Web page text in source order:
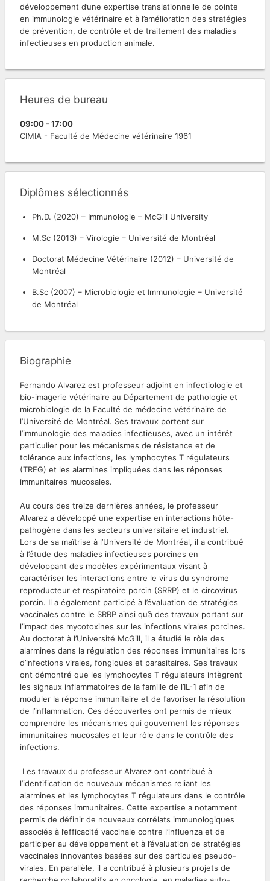
développement d’une expertise translationnelle de pointe
en immunologie vétérinaire et à l’amélioration des stratégies
de prévention, de contrôle et de traitement des maladies
infectieuses en production animale.
Heures de bureau
09:00-17:00
CIMIA - Faculté de Médecine vétérinaire 1961
Diplômes sélectionnés
Ph.D. (2020) – Immunologie – McGill University
M.Sc(2013) – Virologie – Université de Montréal
Doctorat Médecine Vétérinaire (2012) – Université de
Montréal
B.Sc(2007) – Microbiologie et Immunologie – Université
de Montréal
Biographie
Fernando Alvarez est professeur adjoint en infectiologie et
bio-imagerie vétérinaire au Département de pathologie et
microbiologie de la Faculté de médecine vétérinaire de
l’Université de Montréal. Ses travaux portent sur
l’immunologie des maladies infectieuses, avec un intérêt
particulier pour les mécanismes de résistance et de
tolérance aux infections, les lymphocytes T régulateurs
(TREG) et les alarmines impliquées dans les réponses
immunitaires mucosales.
Au cours des treize dernières années, le professeur
Alvarez a développé une expertise en interactions hôte-
pathogène dans les secteurs universitaire et industriel.
Lors de sa maîtrise à l’Université de Montréal, il a contribué
à l’étude des maladies infectieuses porcines en
développant des modèles expérimentaux visant à
caractériser les interactions entre le virus du syndrome
reproducteur et respiratoire porcin (SRRP) et le circovirus
porcin. Il a également participé à l’évaluation de stratégies
vaccinales contre le SRRP ainsi qu’à des travaux portant sur
l’impact des mycotoxines sur les infections virales porcines.
Au doctorat à l’Université McGill, il a étudié le rôle des
alarmines dans la régulation des réponses immunitaires lors
d’infections virales, fongiques et parasitaires. Ses travaux
ont démontré que les lymphocytes T régulateurs intègrent
les signaux inflammatoires de la famille de l’IL-1 afin de
moduler la réponse immunitaire et de favoriser la résolution
de l’inflammation. Ces découvertes ont permis de mieux
comprendre les mécanismes qui gouvernent les réponses
immunitaires mucosales et leur rôle dans le contrôle des
infections.
Les travaux du professeur Alvarez ont contribué à
l’identification de nouveaux mécanismes reliant les
alarmines et les lymphocytes T régulateurs dans le contrôle
des réponses immunitaires. Cette expertise a notamment
permis de définir de nouveaux corrélats immunologiques
associés à l’efficacité vaccinale contre l’influenza et de
participer au développement et à l’évaluation de stratégies
vaccinales innovantes basées sur des particules pseudo-
virales. En parallèle, il a contribué à plusieurs projets de